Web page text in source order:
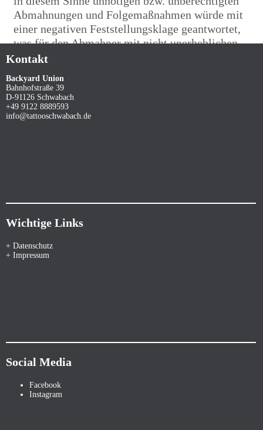
Abmahnungen und Folgemaßnahmen würde mit
einer negativen Feststellungsklage geantwortet,
was für den Abmahner mit nicht unerheblichen
Kosten verbunden sein kann. Sollten Sie
aufmerksam werden, bitten wir um einen
entsprechenden Hinweis. Bei Bekanntwerden von
Rechtsverletzungen werden wir derartige Inhalte
Kontakt
Backyard Union
Bahnhofstraße 39
D-91126 Schwabach
+49 9122 8889593
info@tattooschwabach.de
Wichtige Links
+ Datenschutz
+ Impressum
Social Media
Facebook
Instagram